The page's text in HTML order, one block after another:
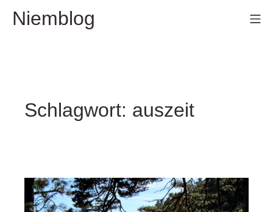
InhaltNiemblog
Schlagwort: auszeit